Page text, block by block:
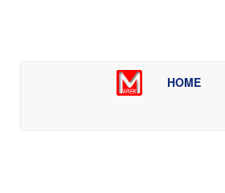
HOME